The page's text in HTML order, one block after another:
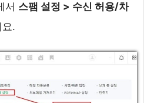
서 스팸 설정 > 수신 허용/차
.